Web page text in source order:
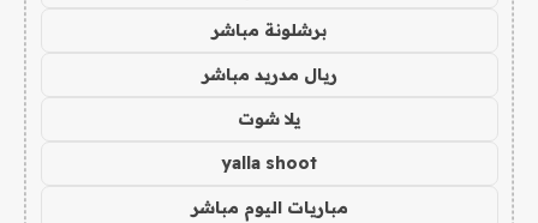
برشلونة مباشر
ريال مدريد مباشر
يلا شوت
yalla shoot
مباريات اليوم مباشر